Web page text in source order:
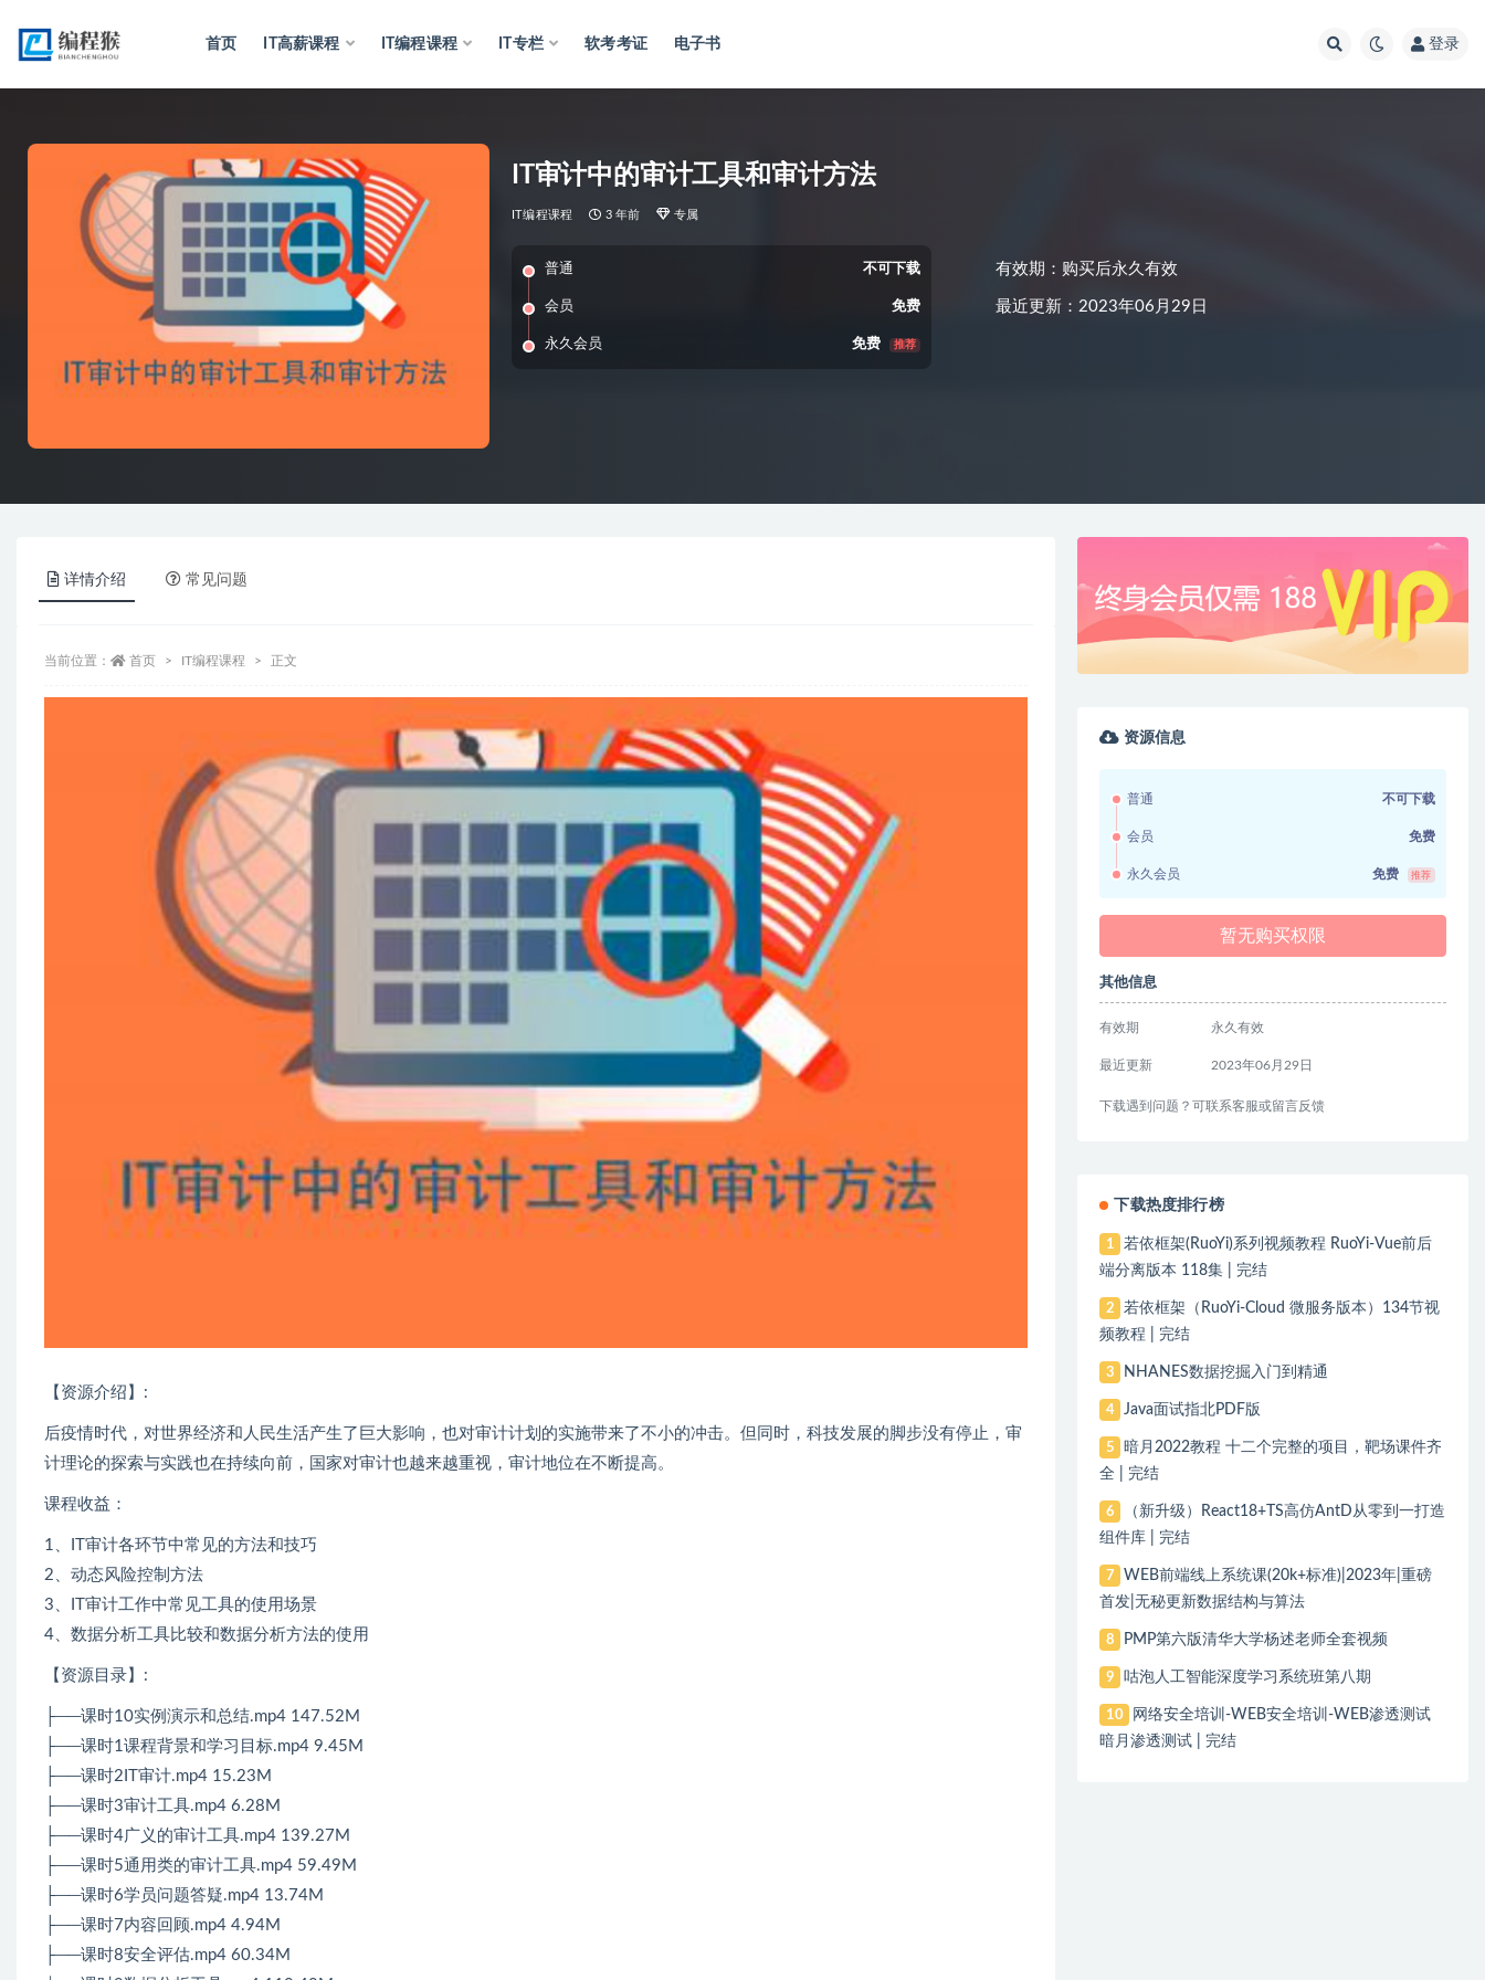
首页 IT高薪课程 IT编程课程 IT专栏 软考考证 电子书 登录
IT审计中的审计工具和审计方法
IT编程课程 3 年前 专属
普通 不可下载
会员 免费
永久会员 免费 推荐
有效期：购买后永久有效
最近更新：2023年06月29日
详情介绍 常见问题
当前位置： 首页 IT编程课程 正文
【资源介绍】:
后疫情时代，对世界经济和人民生活产生了巨大影响，也对审计计划的实施带来了不小的冲击。但同时，科技发展的脚步没有停止，审
计理论的探索与实践也在持续向前，国家对审计也越来越重视，审计地位在不断提高。
课程收益：
1、IT审计各环节中常见的方法和技巧
2、动态风险控制方法
3、IT审计工作中常见工具的使用场景
4、数据分析工具比较和数据分析方法的使用
【资源目录】:
├──课时10实例演示和总结.mp4 147.52M
├──课时1课程背景和学习目标.mp4 9.45M
├──课时2IT审计.mp4 15.23M
├──课时3审计工具.mp4 6.28M
├──课时4广义的审计工具.mp4 139.27M
├──课时5通用类的审计工具.mp4 59.49M
├──课时6学员问题答疑.mp4 13.74M
├──课时7内容回顾.mp4 4.94M
├──课时8安全评估.mp4 60.34M
资源信息
普通 不可下载
会员 免费
永久会员 免费 推荐
暂无购买权限
其他信息
有效期 永久有效
最近更新 2023年06月29日
下载遇到问题？可联系客服或留言反馈
下载热度排行榜
1
若依框架(RuoYi)系列视频教程 RuoYi-Vue前后
端分离版本 118集 | 完结
2
若依框架（RuoYi-Cloud 微服务版本）134节视
频教程 | 完结
3 NHANES数据挖掘入门到精通
4 Java面试指北PDF版
5
暗月2022教程 十二个完整的项目，靶场课件齐
全 | 完结
6
（新升级）React18+TS高仿AntD从零到一打造
组件库 | 完结
7
WEB前端线上系统课(20k+标准)|2023年|重磅
首发|无秘更新数据结构与算法
8 PMP第六版清华大学杨述老师全套视频
9 咕泡人工智能深度学习系统班第八期
10
网络安全培训-WEB安全培训-WEB渗透测试
暗月渗透测试 | 完结